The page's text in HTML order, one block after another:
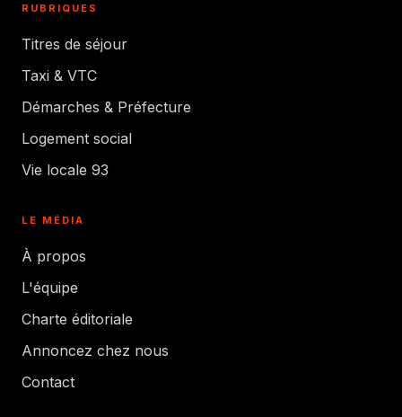
RUBRIQUES
Titres de séjour
Taxi & VTC
Démarches & Préfecture
Logement social
Vie locale 93
LE MÉDIA
À propos
L'équipe
Charte éditoriale
Annoncez chez nous
Contact